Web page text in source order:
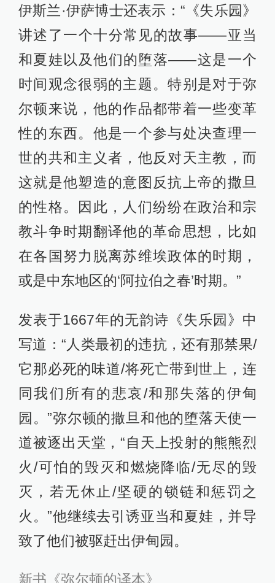
伊斯兰·伊萨博士还表示：“《失乐园》
讲述了一个十分常见的故事——亚当
和夏娃以及他们的堕落——这是一个
时间观念很弱的主题。特别是对于弥
尔顿来说，他的作品都带着一些变革
性的东西。他是一个参与处决查理一
世的共和主义者，他反对天主教，而
这就是他塑造的意图反抗上帝的撒旦
的性格。因此，人们纷纷在政治和宗
教斗争时期翻译他的革命思想，比如
在各国努力脱离苏维埃政体的时期，
或是中东地区的‘阿拉伯之春’时期。”
发表于1667年的无韵诗《失乐园》中
写道：“人类最初的违抗，还有那禁果/
它那必死的味道/将死亡带到世上，连
同我们所有的悲哀/和那失落的伊甸
园。”弥尔顿的撒旦和他的堕落天使一
道被逐出天堂，“自天上投射的熊熊烈
火/可怕的毁灭和燃烧降临/无尽的毁
灭，若无休止/坚硬的锁链和惩罚之
火。”他继续去引诱亚当和夏娃，并导
致了他们被驱赶出伊甸园。
新书《弥尔顿的译本》